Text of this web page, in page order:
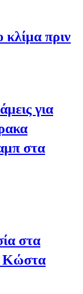
κλίμα πριν
για
στα
στα
Κώστα